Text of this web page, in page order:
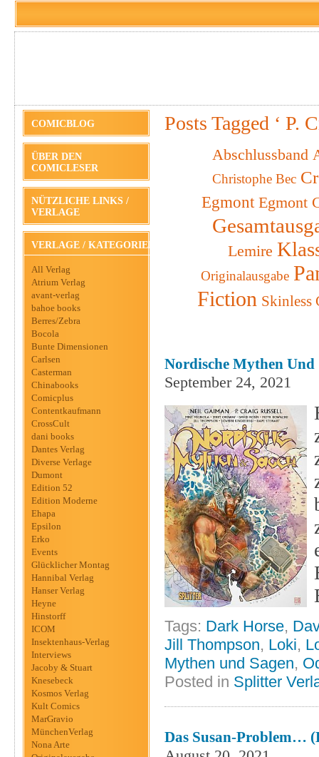
COMICBLOG
ÜBER DEN
COMICLESER
NÜTZLICHE LINKS /
VERLAGE
VERLAGE / KATEGORIEN
All Verlag
Atrium Verlag
avant-verlag
bahoe books
Berres/Zebra
Bocola
Bunte Dimensionen
Carlsen
Casterman
Chinabooks
Comicplus
Contentkaufmann
CrossCult
dani books
Dantes Verlag
Diverse Verlage
Dumont
Edition 52
Edition Moderne
Ehapa
Epsilon
Erko
Events
Glücklicher Montag
Hannibal Verlag
Hanser Verlag
Heyne
Hinstorff
ICOM
Insektenhaus-Verlag
Interviews
Jacoby & Stuart
Knesebeck
Kosmos Verlag
Kult Comics
MarGravio
MünchenVerlag
Nona Arte
Posts Tagged ‘ P.
Abschlussband
Christophe Bec
Egmont Egmont
Lemire
Originalausgabe
Fiction Skinless
Nordische Mythen
September 24, 2021
Tags: Dark Horse,
Jill Thompson, Loki,
Mythen und Sagen,
Posted in Splitter
Das Susan-Problem…